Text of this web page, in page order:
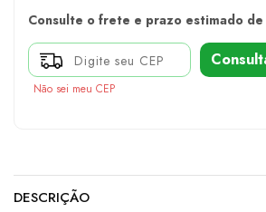
Consulte o frete e prazo estimado
Não sei meu CEP
DESCRIÇÃO